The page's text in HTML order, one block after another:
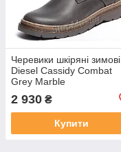
Черевики шкіряні зимові
Diesel Cassidy Combat
Grey Marble
2 930 ₴
Купити